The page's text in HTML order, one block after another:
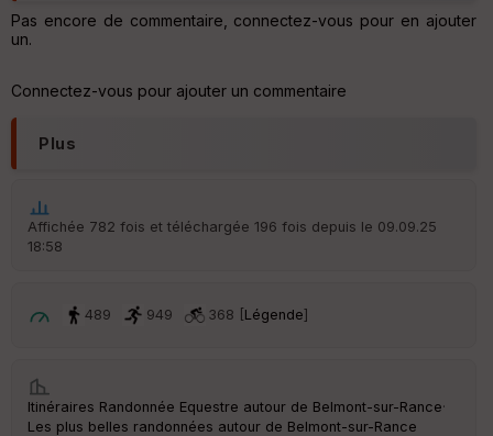
Pas encore de commentaire, connectez-vous pour en ajouter
un.
Connectez-vous pour ajouter un commentaire
Plus
Affichée 782 fois et téléchargée 196 fois depuis le 09.09.25
18:58
489 949 368 [Légende]
Itinéraires Randonnée Equestre autour de Belmont-sur-Rance·
Les plus belles randonnées autour de Belmont-sur-Rance